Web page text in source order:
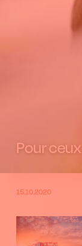
Pour
15.10.2020